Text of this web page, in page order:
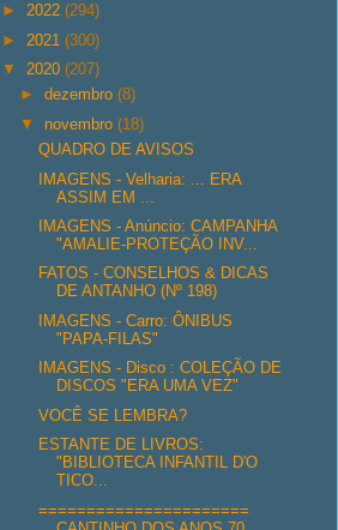
► 2022 (294)
► 2021 (300)
▼ 2020 (207)
►dezembro(8)
▼ novembro(18)
QUADRO DE AVISOS
IMAGENS - Velharia: ... ERA
ASSIM EM ...
IMAGENS - Anúncio: CAMPANHA
"AMALIE-PROTEÇÃO INV...
FATOS - CONSELHOS & DICAS
DE ANTANHO (Nº 198)
IMAGENS - Carro: ÔNIBUS
"PAPA-FILAS"
IMAGENS - Disco : COLEÇÃO DE
DISCOS "ERA UMA VEZ"
VOCÊ SE LEMBRA?
ESTANTE DE LIVROS:
"BIBLIOTECA INFANTIL D'O
TICO...
======================